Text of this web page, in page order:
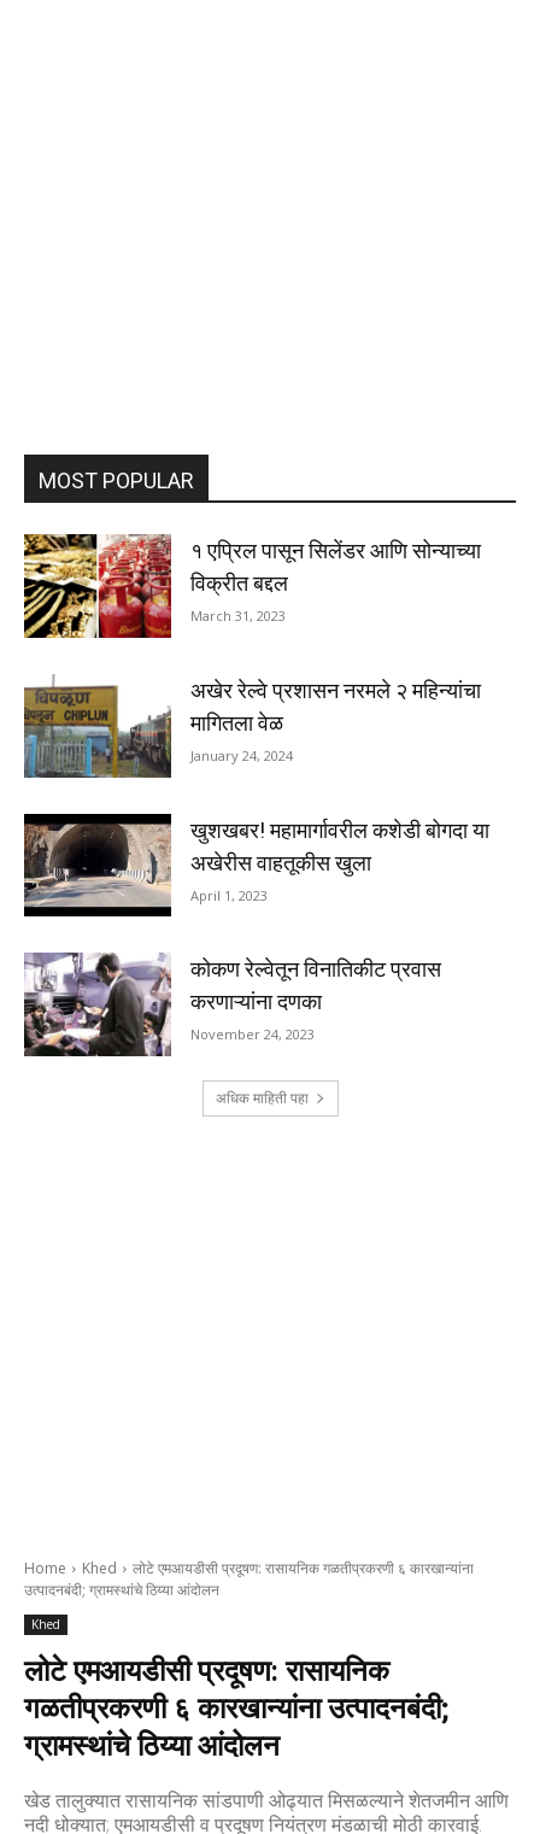
MOST POPULAR
१ एप्रिल पासून सिलेंडर आणि सोन्याच्या
विक्रीत बद्दल
March 31, 2023
अखेर रेल्वे प्रशासन नरमले २ महिन्यांचा
मागितला वेळ
January 24, 2024
खुशखबर! महामार्गावरील कशेडी बोगदा या
अखेरीस वाहतूकीस खुला
April 1, 2023
कोकण रेल्वेतून विनातिकीट प्रवास
करणाऱ्यांना दणका
November 24, 2023
अधिक माहिती पहा